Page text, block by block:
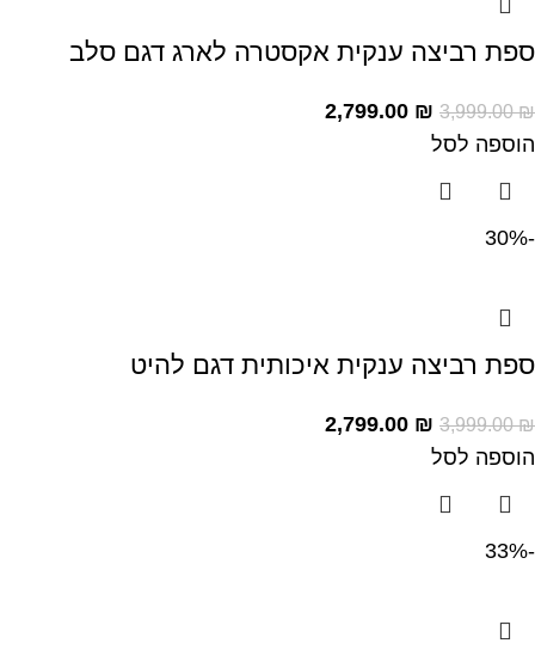
ספת רביצה ענקית אקסטרה לארג דגם סלב
3,999.00₪
2,799.00 ₪
הוספה לסל
-30%
ספת רביצה ענקית איכותית דגם להיט
3,999.00₪
2,799.00 ₪
הוספה לסל
-33%